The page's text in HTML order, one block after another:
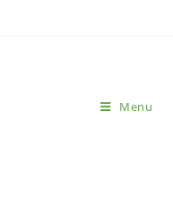
Menu
TRAITEUR